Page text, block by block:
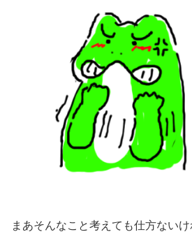
まあそんなこと考えても仕方ないけ